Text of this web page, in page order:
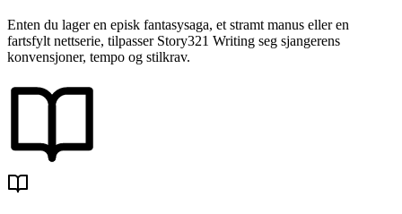
Enten du lager en episk fantasysaga, et stramt manus eller en
fartsfylt nettserie, tilpasser Story321 Writing seg sjangerens
konvensjoner, tempo og stilkrav.